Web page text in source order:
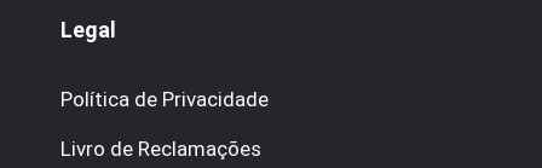
Legal
Política de Privacidade
Livro de Reclamações